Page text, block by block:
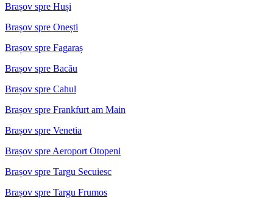
Brașov spre Huși
Brașov spre Onești
Brașov spre Fagaraș
Brașov spre Bacău
Brașov spre Cahul
Brașov spre Frankfurt am Main
Brașov spre Venetia
Brașov spre Aeroport Otopeni
Brașov spre Targu Secuiesc
Brașov spre Targu Frumos